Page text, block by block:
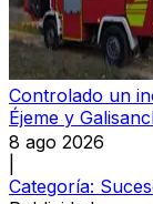
Controlado un
Éjeme y
8 ago 2026
Categoría: